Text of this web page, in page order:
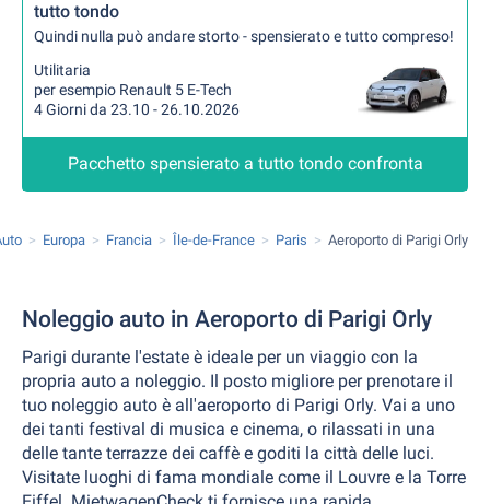
tutto tondo
Quindi nulla può andare storto - spensierato e tutto compreso!
Utilitaria
per esempio Renault 5 E-Tech
4 Giorni da 23.10 - 26.10.2026
Pacchetto spensierato a tutto tondo confronta
Europa Francia Île-de-France Paris Aeroporto di Parigi Orly
Noleggio auto in Aeroporto di Parigi Orly
Parigi durante l'estate è ideale per un viaggio con la
propria auto a noleggio. Il posto migliore per prenotare il
tuo noleggio auto è all'aeroporto di Parigi Orly. Vai a uno
dei tanti festival di musica e cinema, o rilassati in una
delle tante terrazze dei caffè e goditi la città delle luci.
Visitate luoghi di fama mondiale come il Louvre e la Torre